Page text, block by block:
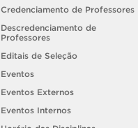
Credenciamento de Professores
Descredenciamento de
Professores
Editais de Seleção
Eventos
Eventos Externos
Eventos Internos